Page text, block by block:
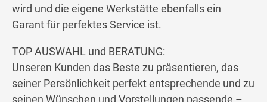
wird und die eigene Werkstätte ebenfalls ein
Garant für perfektes Service ist.
TOP AUSWAHL und BERATUNG:
Unseren Kunden das Beste zu präsentieren, das
seiner Persönlichkeit perfekt entsprechende und zu
seinen Wünschen und Vorstellungen passende –